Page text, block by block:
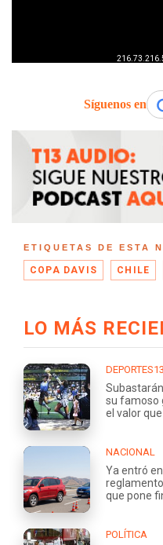
Síguenos en
ETIQUETAS DE ESTA
COPA DAVIS CHILE
LO MÁS
DEPORTES13
su famoso
el valor
NACIONAL
Ya entró
que pone
POLÍTICA